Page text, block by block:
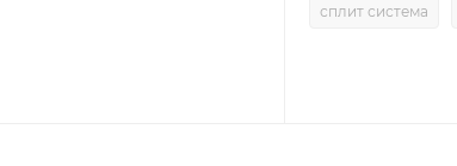
сплит система